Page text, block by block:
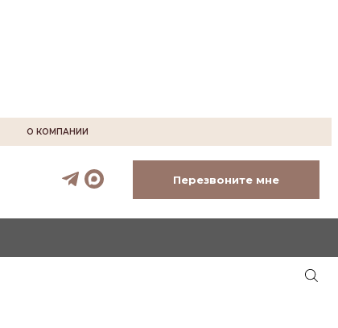
О КОМПАНИИ
Перезвоните мне